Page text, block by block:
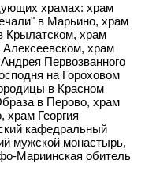
храмах: храм
в Марьино, храм
Крылатском, храм
храм
Первозванного
на Гороховом
в Красном
в Перово, храм
Георгия
кафедральный
мужской монастырь,
Мариинская обитель